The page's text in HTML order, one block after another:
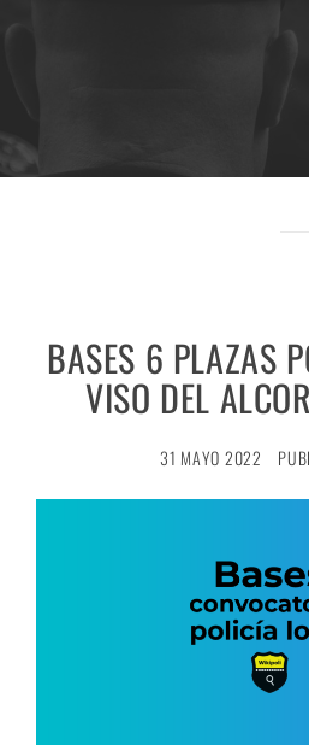
BASES 6 PLAZAS
VISO DEL
31 MAYO 2022